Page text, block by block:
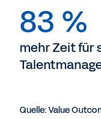
83 %
mehr Zeit für
Quelle: Value